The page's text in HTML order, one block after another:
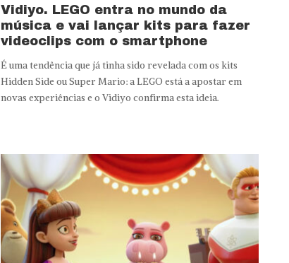
Vidiyo. LEGO entra no mundo da
música e vai lançar kits para fazer
videoclips com o smartphone
É uma tendência que já tinha sido revelada com os kits
Hidden Side ou Super Mario: a LEGO está a apostar em
novas experiências e o Vidiyo confirma esta ideia.